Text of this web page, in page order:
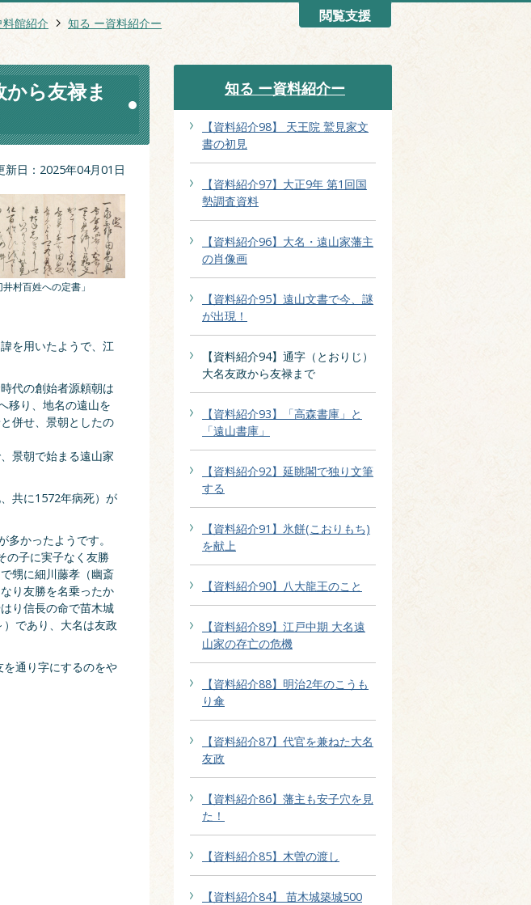
閲覧支援
料館紹介
知る ー資料紹介ー
から友禄ま
新日：2025年04月01日
井村百姓への定書」
を用いたようで、江
代の創始者源頼朝は
移り、地名の遠山を
併せ、景朝としたの
景朝で始まる遠山家
共に1572年病死）が
かったようです。
の子に実子なく友勝
甥に細川藤孝（幽斎
り友勝を名乗ったか
り信長の命で苗木城
であり、大名は友政
通り字にするのをや
知る ー資料紹介ー
【資料紹介98】 天王院 鷲見家文
書の初見
【資料紹介97】大正9年 第1回国
勢調査資料
【資料紹介96】大名・遠山家藩主
の肖像画
【資料紹介95】遠山文書で今、謎
が出現！
【資料紹介94】通字（とおりじ）
大名友政から友禄まで
【資料紹介93】「高森書庫」と
「遠山書庫」
【資料紹介92】延眺閣で独り文筆
する
【資料紹介91】氷餅(こおりもち)
を献上
【資料紹介90】八大龍王のこと
【資料紹介89】江戸中期 大名遠
山家の存亡の危機
【資料紹介88】明治2年のこうも
り傘
【資料紹介87】代官を兼ねた大名
友政
【資料紹介86】藩主も安子穴を見
た！
【資料紹介85】木曽の渡し
【資料紹介84】 苗木城築城500